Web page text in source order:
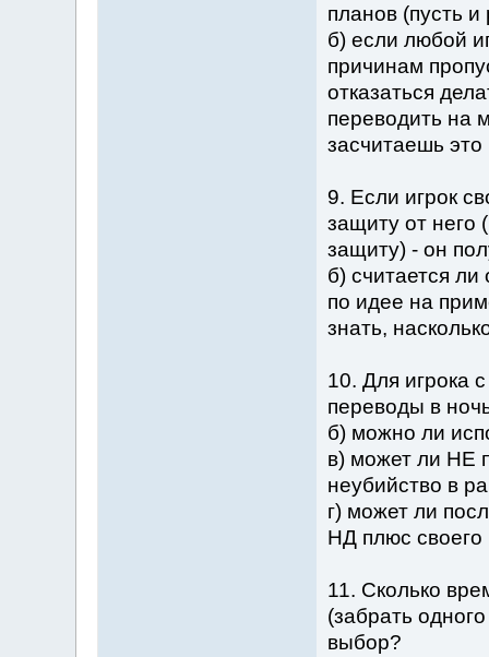
планов (пусть
б) если любой
причинам
отказаться
переводить на
засчитаешь
9. Если игрок
защиту от него
защиту) - он
б) считается
по идее на
знать,
10. Для игрока
переводы в
б) можно ли
в) может ли НЕ
неубийство в
г) может ли
НД плюс своего
11. Сколько
(забрать
выбор?